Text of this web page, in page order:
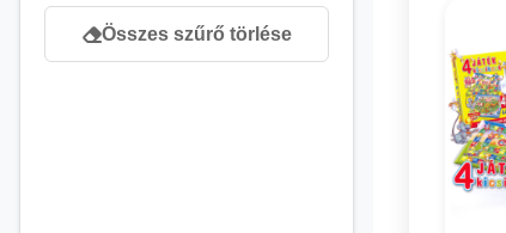
7 éves kortól 53
Összes szűrő törlése